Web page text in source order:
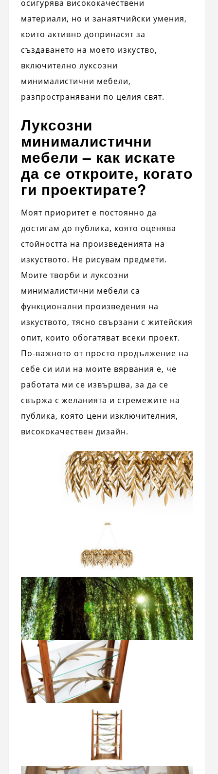
осигурява висококачествени
материали, но и занаятчийски умения,
които активно допринасят за
създаването на моето изкуство,
включително луксозни
минималистични мебели,
разпространявани по целия свят.
Луксозни
минималистични
мебели – как искате
да се откроите, когато
ги проектирате?
Моят приоритет е постоянно да
достигам до публика, която оценява
стойността на произведенията на
изкуството. Не рисувам предмети.
Моите творби и луксозни
минималистични мебели са
функционални произведения на
изкуството, тясно свързани с житейския
опит, които обогатяват всеки проект.
По-важното от просто продължение на
себе си или на моите вярвания е, че
работата ми се извършва, за да се
свържа с желанията и стремежите на
публика, която цени изключителния,
висококачествен дизайн.